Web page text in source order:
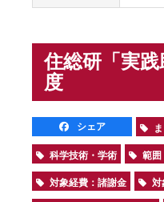
住総研「実
度
シェア
科学技術・学術 範囲
対象経費：諸謝金 対